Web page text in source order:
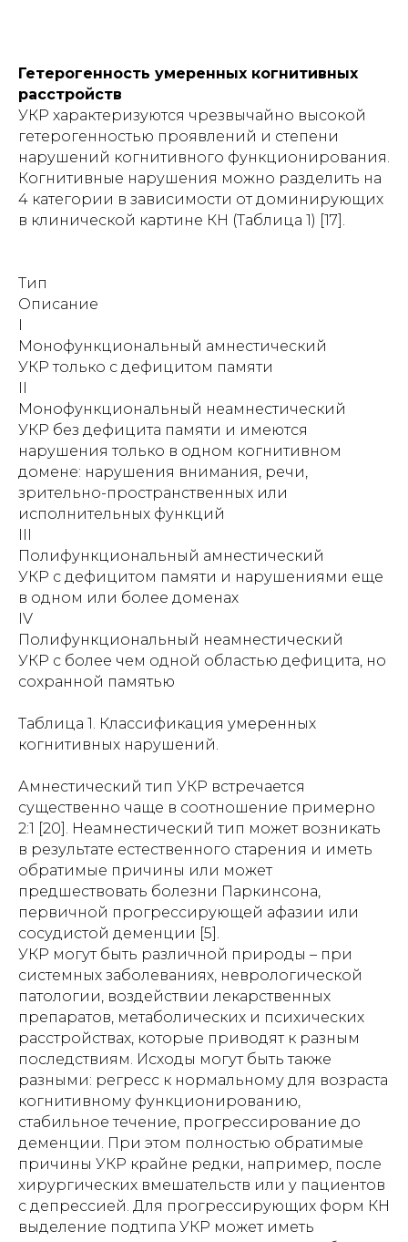
Гетерогенность умеренных когнитивных
расстройств
УКР характеризуются чрезвычайно высокой
гетерогенностью проявлений и степени
нарушений когнитивного функционирования.
Когнитивные нарушения можно разделить на
4 категории в зависимости от доминирующих
в клинической картине КН (Таблица 1) [17].
Тип
Описание
I
Монофункциональный амнестический
УКР только с дефицитом памяти
II
Монофункциональный неамнестический
УКР без дефицита памяти и имеются
нарушения только в одном когнитивном
домене: нарушения внимания, речи,
зрительно-пространственных или
исполнительных функций
III
Полифункциональный амнестический
УКР с дефицитом памяти и нарушениями еще
в одном или более доменах
IV
Полифункциональный неамнестический
УКР с более чем одной областью дефицита, но
сохранной памятью
Таблица 1. Классификация умеренных
когнитивных нарушений.
Амнестический тип УКР встречается
существенно чаще в соотношение примерно
2:1 [20]. Неамнестический тип может возникать
в результате естественного старения и иметь
обратимые причины или может
предшествовать болезни Паркинсона,
первичной прогрессирующей афазии или
сосудистой деменции [5].
УКР могут быть различной природы – при
системных заболеваниях, неврологической
патологии, воздействии лекарственных
препаратов, метаболических и психических
расстройствах, которые приводят к разным
последствиям. Исходы могут быть также
разными: регресс к нормальному для возраста
когнитивному функционированию,
стабильное течение, прогрессирование до
деменции. При этом полностью обратимые
причины УКР крайне редки, например, после
хирургических вмешательств или у пациентов
с депрессией. Для прогрессирующих форм КН
выделение подтипа УКР может иметь